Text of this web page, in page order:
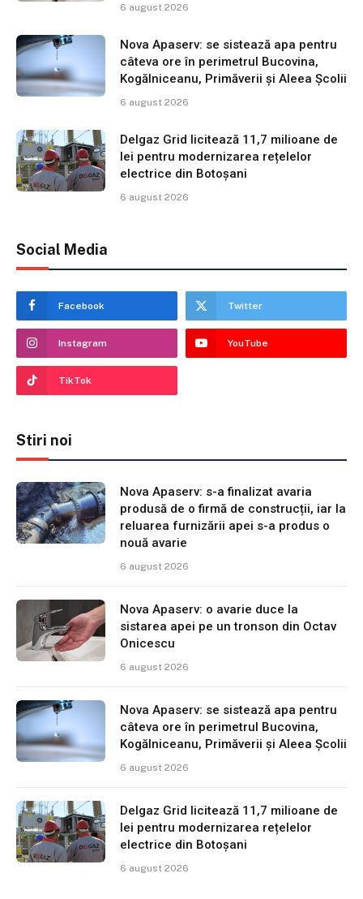
6 august 2026
Nova Apaserv: se sistează apa pentru
câteva ore în perimetrul Bucovina,
Kogălniceanu, Primăverii și Aleea Școlii
6 august 2026
Delgaz Grid licitează 11,7 milioane de
lei pentru modernizarea rețelelor
electrice din Botoșani
6 august 2026
Social Media
Facebook Twitter
Instagram YouTube
TikTok
Stiri noi
Nova Apaserv: s-a finalizat avaria
produsă de o firmă de construcții, iar la
reluarea furnizării apei s-a produs o
nouă avarie
6 august 2026
Nova Apaserv: o avarie duce la
sistarea apei pe un tronson din Octav
Onicescu
6 august 2026
Nova Apaserv: se sistează apa pentru
câteva ore în perimetrul Bucovina,
Kogălniceanu, Primăverii și Aleea Școlii
6 august 2026
Delgaz Grid licitează 11,7 milioane de
lei pentru modernizarea rețelelor
electrice din Botoșani
6 august 2026